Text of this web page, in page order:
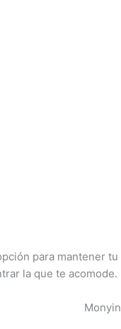
para mantener tu
la que te acomode.
Monyin